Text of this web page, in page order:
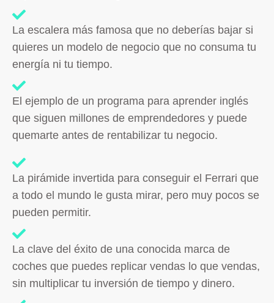
La escalera más famosa que no deberías bajar si
quieres un modelo de negocio que no consuma tu
energía ni tu tiempo.
El ejemplo de un programa para aprender inglés
que siguen millones de emprendedores y puede
quemarte antes de rentabilizar tu negocio.
La pirámide invertida para conseguir el Ferrari que
a todo el mundo le gusta mirar, pero muy pocos se
pueden permitir.
La clave del éxito de una conocida marca de
coches que puedes replicar vendas lo que vendas,
sin multiplicar tu inversión de tiempo y dinero.